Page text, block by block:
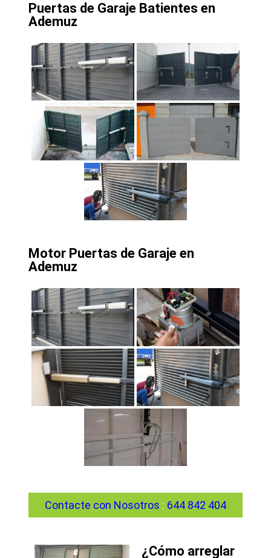
Puertas de Garaje Batientes en
Ademuz
Motor Puertas de Garaje en
Ademuz
Contacte con Nosotros : 644 842 404
¿Cómo arreglar